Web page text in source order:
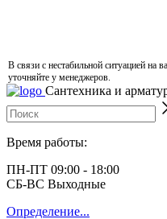
В связи с нестабильной ситуацией на
уточняйте у менеджеров.
Сантехника и
Время работы:
ПН-ПТ 09:00 - 18:00
СБ-ВС Выходные
Определение...